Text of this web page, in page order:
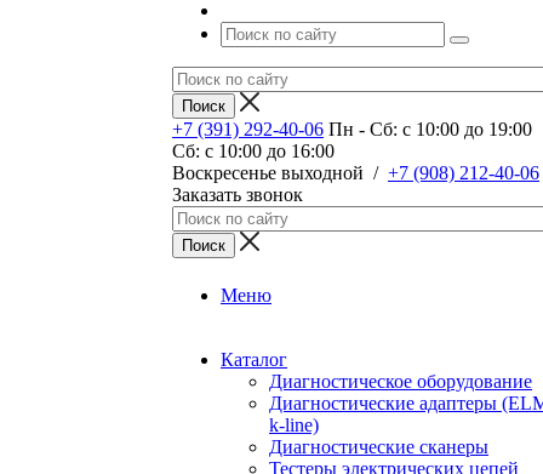
+7 (391) 292-40-06 Пн - Сб: c 10:00 до 19:00
Сб: c 10:00 до 16:00
​Воскресенье выходной / +7 (908) 212-40-06
Заказать звонок
Меню
Каталог
Диагностическое оборудование
Диагностические адаптеры
k-line)
Диагностические сканеры
Тестеры электрических цепей